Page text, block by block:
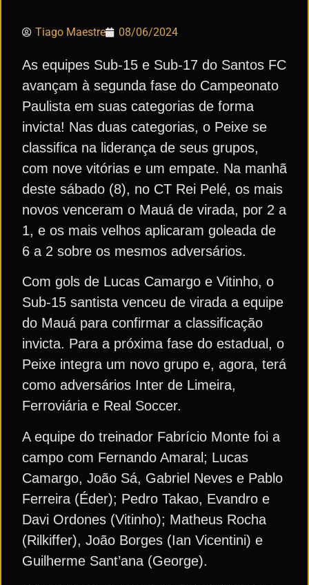
Tiago Maestre 08/06/2024
As equipes Sub-15 e Sub-17 do Santos FC
avançam à segunda fase do Campeonato
Paulista em suas categorias de forma
invicta! Nas duas categorias, o Peixe se
classifica na liderança de seus grupos,
com nove vitórias e um empate. Na manhã
deste sábado (8), no CT Rei Pelé, os mais
novos venceram o Mauá de virada, por 2 a
1, e os mais velhos aplicaram goleada de
6 a 2 sobre os mesmos adversários.
Com gols de Lucas Camargo e Vitinho, o
Sub-15 santista venceu de virada a equipe
do Mauá para confirmar a classificação
invicta. Para a próxima fase do estadual, o
Peixe integra um novo grupo e, agora, terá
como adversários Inter de Limeira,
Ferroviária e Real Soccer.
A equipe do treinador Fabrício Monte foi a
campo com Fernando Amaral; Lucas
Camargo, João Sá, Gabriel Neves e Pablo
Ferreira (Éder); Pedro Takao, Evandro e
Davi Ordones (Vitinho); Matheus Rocha
(Rilkiffer), João Borges (Ian Vicentini) e
Guilherme Sant’ana (George).